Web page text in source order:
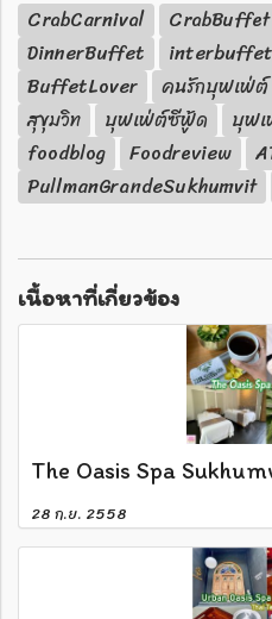
CrabCarnival CrabBuffet
DinnerBuffet
interbuffet
BuffetLover
คนรักบุฟเฟ่ต์
สุขุมวิท
บุฟเฟ่ต์ซีฟู้ด บุฟ
foodblog
Foodreview
PullmanGrandeSukhumvit
เนื้อหาที่เกี่ยวข้อง
The Oasis Spa
28 ก.ย. 2558